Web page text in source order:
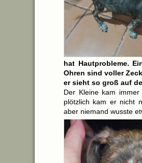
hat Hautprobleme.
Ohren sind voller
er sieht so groß auf
Der Kleine kam
plötzlich kam er nicht
aber niemand wusste